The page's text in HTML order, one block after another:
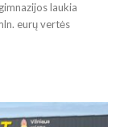
laukia
eurų vertės